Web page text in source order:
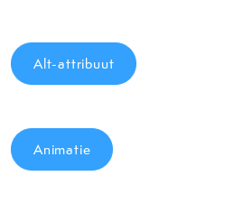
Alt-attribuut
Animatie